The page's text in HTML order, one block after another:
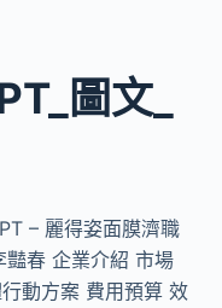
圖文_
– 麗得姿面膜濟職
春 企業介紹 市場
動方案 費用預算 效